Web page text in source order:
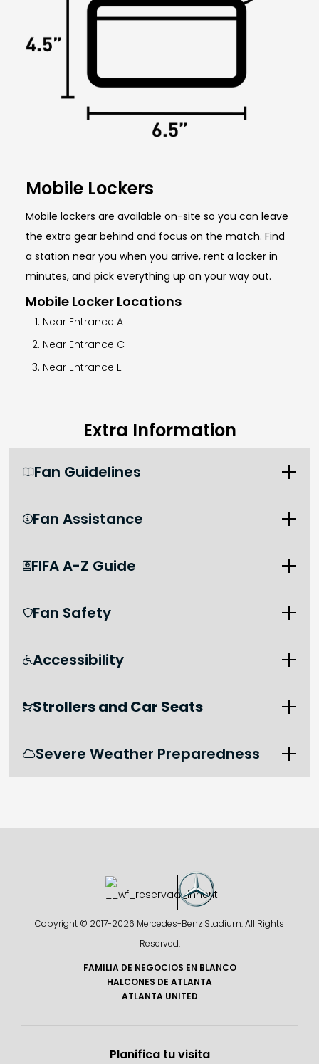
Mobile Lockers
Mobile lockers are available on-site so you can leave
the extra gear behind and focus on the match. Find
a station near you when you arrive, rent a locker in
minutes, and pick everything up on your way out.
Mobile Locker Locations
Near Entrance A
Near Entrance C
Near Entrance E
Extra Information
 Fan Guidelines
Fan Assistance
FIFA A-Z Guide
Fan Safety
Accessibility
Strollers and Car Seats
Severe Weather Preparedness
Copyright © 2017-2026 Mercedes-Benz Stadium. All Rights
Reserved.
FAMILIA DE NEGOCIOS EN BLANCO
HALCONES DE ATLANTA
ATLANTA UNITED
Planifica tu visita